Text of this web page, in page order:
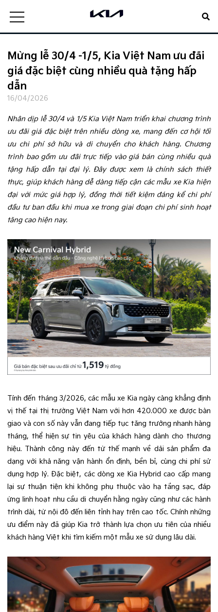
Mừng lễ 30/4 -1/5, Kia Việt Nam ưu đãi
giá đặc biệt cùng nhiều quà tặng hấp
dẫn
16/04/2026
Nhân dịp lễ 30/4 và 1/5 Kia Việt Nam triển khai chương trình
ưu đãi giá đặc biệt trên nhiều dòng xe, mang đến cơ hội tối
ưu chi phí sở hữu và di chuyển cho khách hàng. Chương
trình bao gồm ưu đãi trực tiếp vào giá bán cùng nhiều quà
tặng hấp dẫn tại đại lý. Đây được xem là chính sách thiết
thực, giúp khách hàng dễ dàng tiếp cận các mẫu xe Kia hiện
đại với mức giá hợp lý, đồng thời tiết kiệm đáng kể chi phí
đầu tư ban đầu khi mua xe trong giai đoạn chi phí sinh hoạt
tăng cao hiện nay.
Tính đến tháng 3/2026, các mẫu xe Kia ngày càng khẳng định
vị thế tại thị trường Việt Nam với hơn 420.000 xe được bàn
giao và con số này vẫn đang tiếp tục tăng trưởng nhanh hàng
tháng, thể hiện sự tin yêu của khách hàng dành cho thương
hiệu. Thành công này đến từ thế mạnh về dải sản phẩm đa
dạng với khả năng vận hành ổn định, bền bỉ, cùng chi phí sử
dụng hợp lý. Đặc biệt, các dòng xe Kia Hybrid cao cấp mang
lại sự thuận tiện khi không phụ thuộc vào hạ tầng sạc, đáp
ứng linh hoạt nhu cầu di chuyển hằng ngày cũng như các hành
trình dài, từ nội đô đến liên tỉnh hay trên cao tốc. Chính những
ưu điểm này đã giúp Kia trở thành lựa chọn ưu tiên của nhiều
khách hàng Việt khi tìm kiếm một mẫu xe sử dụng lâu dài.